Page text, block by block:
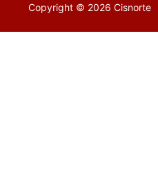
Copyright © 2026 Cisnorte